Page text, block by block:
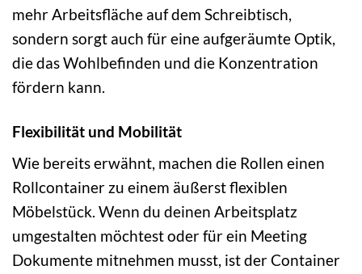
mehr Arbeitsfläche auf dem Schreibtisch,
sondern sorgt auch für eine aufgeräumte Optik,
die das Wohlbefinden und die Konzentration
fördern kann.
Flexibilität und Mobilität
Wie bereits erwähnt, machen die Rollen einen
Rollcontainer zu einem äußerst flexiblen
Möbelstück. Wenn du deinen Arbeitsplatz
umgestalten möchtest oder für ein Meeting
Dokumente mitnehmen musst, ist der Container